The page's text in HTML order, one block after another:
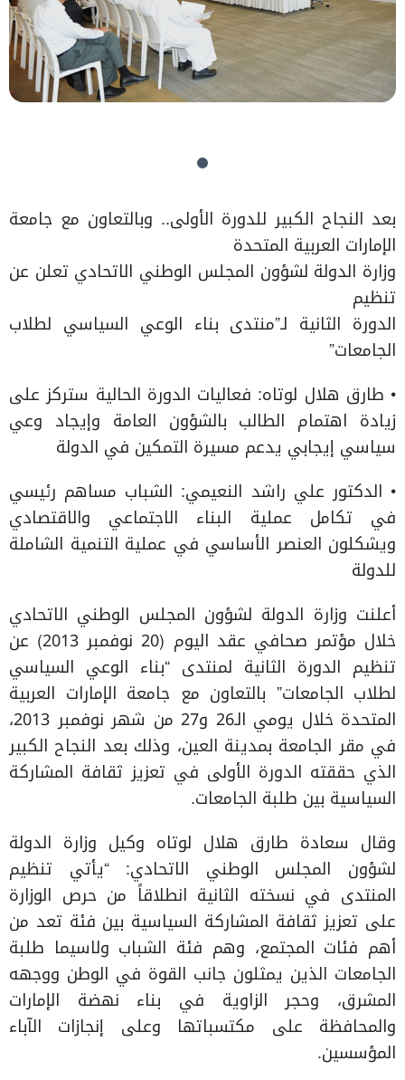
بعد النجاح الكبير للدورة الأولى.. وبالتعاون مع جامعة
الإمارات العربية المتحدة
وزارة الدولة لشؤون المجلس الوطني الاتحادي تعلن عن
تنظيم
الدورة الثانية لـ”منتدى بناء الوعي السياسي لطلاب
الجامعات”
• طارق هلال لوتاه: فعاليات الدورة الحالية ستركز على
زيادة اهتمام الطالب بالشؤون العامة وإيجاد وعي
سياسي إيجابي يدعم مسيرة التمكين في الدولة
• الدكتور علي راشد النعيمي: الشباب مساهم رئيسي
في تكامل عملية البناء الاجتماعي والاقتصادي
ويشكلون العنصر الأساسي في عملية التنمية الشاملة
للدولة
أعلنت وزارة الدولة لشؤون المجلس الوطني الاتحادي
خلال مؤتمر صحافي عقد اليوم (20 نوفمبر 2013) عن
تنظيم الدورة الثانية لمنتدى “بناء الوعي السياسي
لطلاب الجامعات” بالتعاون مع جامعة الإمارات العربية
المتحدة خلال يومي الـ26 و27 من شهر نوفمبر 2013،
في مقر الجامعة بمدينة العين، وذلك بعد النجاح الكبير
الذي حققته الدورة الأولى في تعزيز ثقافة المشاركة
السياسية بين طلبة الجامعات.
وقال سعادة طارق هلال لوتاه وكيل وزارة الدولة
لشؤون المجلس الوطني الاتحادي: “يأتي تنظيم
المنتدى في نسخته الثانية انطلاقاً من حرص الوزارة
على تعزيز ثقافة المشاركة السياسية بين فئة تعد من
أهم فئات المجتمع، وهم فئة الشباب ولاسيما طلبة
الجامعات الذين يمثلون جانب القوة في الوطن ووجهه
المشرق، وحجر الزاوية في بناء نهضة الإمارات
والمحافظة على مكتسباتها وعلى إنجازات الآباء
المؤسسين.